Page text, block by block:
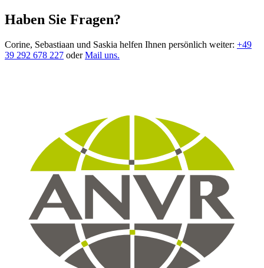
Haben Sie Fragen?
Corine, Sebastiaan und Saskia helfen Ihnen persönlich weiter: +49
39 292 678 227 oderMail uns.